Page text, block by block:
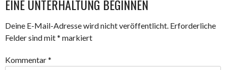
NAVIGATION
EINE UNTERHALTUNG BEGINNEN
Deine E-Mail-Adresse wird nicht veröffentlicht. Erforderliche
Felder sind mit* markiert
Kommentar*